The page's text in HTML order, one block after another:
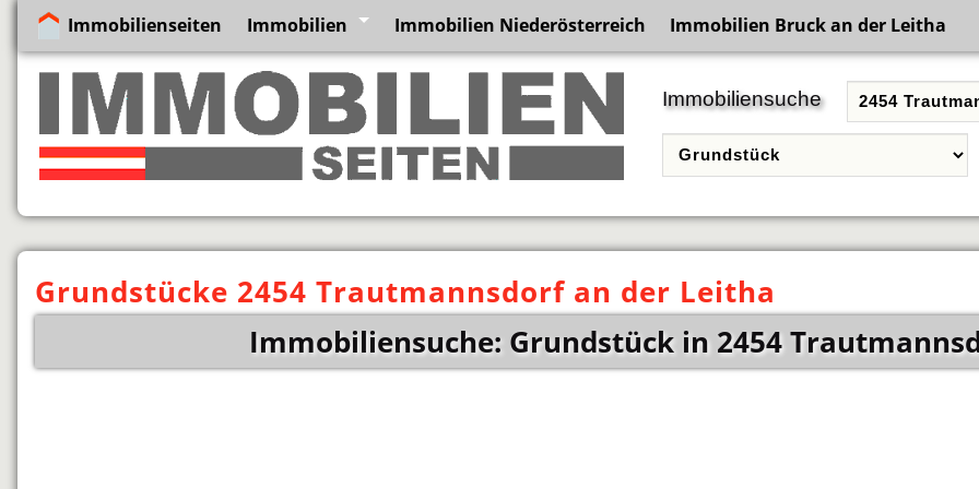
Immobilienseiten Immobilien Immobilien Niederösterreich Immobilien Bruck an der Leitha
Immobiliensuche
Grundstücke 2454 Trautmannsdorf an der Leitha
Immobiliensuche: Grundstück in 2454